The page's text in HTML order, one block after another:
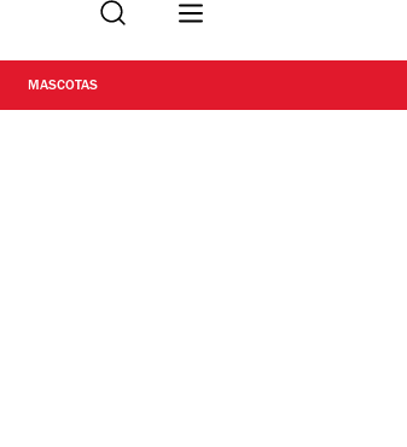
Buscar
MASCOTAS